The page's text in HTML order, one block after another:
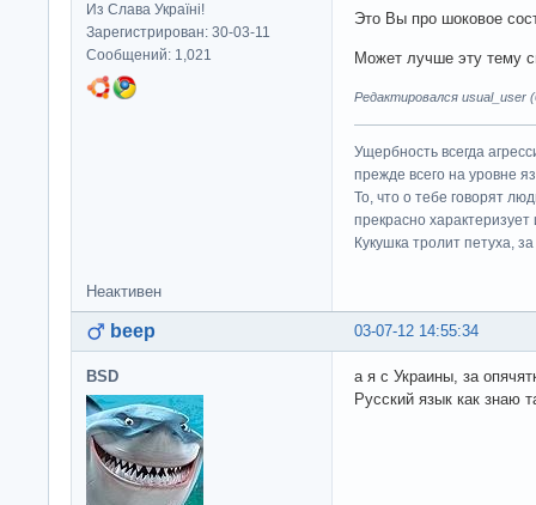
Из Слава Україні!
Зарегистрирован: 30-03-11
Сообщений: 1,021
Это Вы про шоковое
Может лучше эту тему
Редактировался usual_user
Ущербность всегда
прежде всего на уровне
То, что о тебе говорят
прекрасно характеризует
Кукушка тролит петуха,
Неактивен
03-07-12 14:55:34
beep
BSD
а я с Украины, за
Русский язык как знаю